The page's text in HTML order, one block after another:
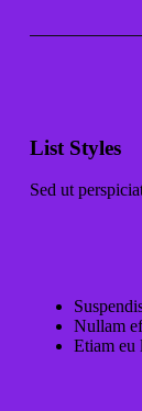
List Styles
Sed ut
Nullam
Etiam eu